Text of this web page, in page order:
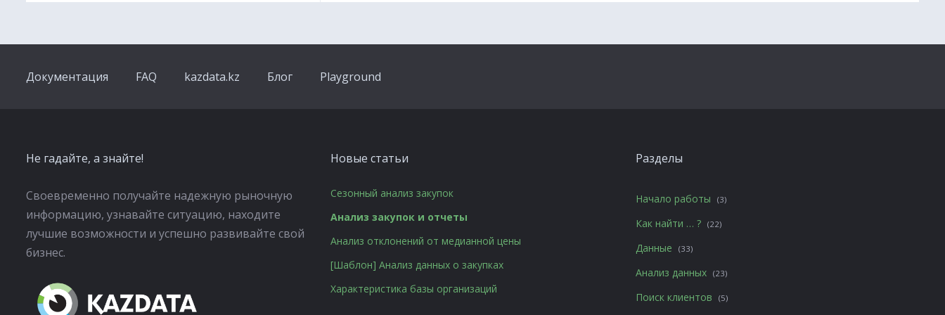
Документация FAQ kazdata.kz Блог Playground
Не гадайте, а знайте!
Своевременно получайте надежную рыночную
информацию, узнавайте ситуацию, находите
лучшие возможности и успешно развивайте свой
бизнес.
Новые статьи
Сезонный анализ закупок
Анализ закупок и отчеты
Анализ отклонений от медианной цены
[Шаблон] Анализ данных о закупках
Характеристика базы организаций
Разделы
Начало работы (3)
Как найти … ? (22)
Данные (33)
Анализ данных (23)
Поиск клиентов (5)